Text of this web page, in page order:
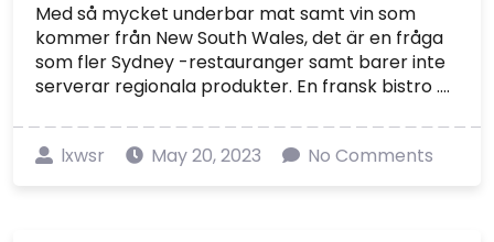
Med så mycket underbar mat samt vin som
kommer från New South Wales, det är en fråga
som fler Sydney -restauranger samt barer inte
serverar regionala produkter. En fransk bistro ....
lxwsr May 20, 2023 No Comments